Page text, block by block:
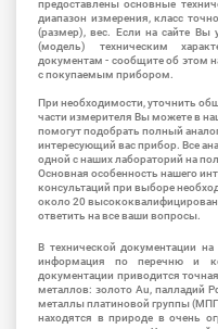
предоставлены основные
диапазон измерения, класс
(размер), вес. Если на сайте Вы
(модель) техническим
документам - сообщите об этом
с покупаемым прибором.
При необходимости, уточнить
части измерителя Вы можете в
помогут подобрать полный
интересующий вас прибор. Все
одной с наших лабораторий на
Основная особенность нашего
консультаций при выборе
около 20
ответить на все ваши вопросы.
В технической документации
информация по перечню и
документации приводится
металлов: золото Au, палладий
металлы платиновой группы
находятся в природе в очень